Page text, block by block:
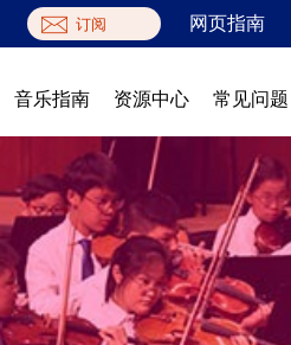
网页指南
音乐指南 资源中心 常见问题